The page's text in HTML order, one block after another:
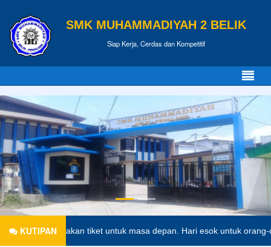
SMK MUHAMMADIYAH 2 BELIK
Siap Kerja, Cerdas dan Kompetitif
KUTIPAN
merupakan tiket untuk masa depan. Hari esok untuk orang-orang